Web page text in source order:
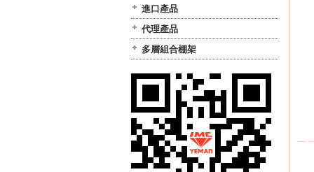
進口產品
代理產品
多層組合棚架